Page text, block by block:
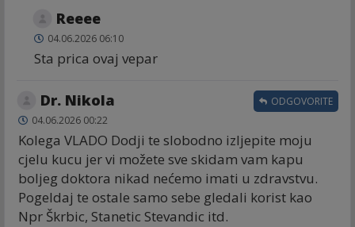
Reeee
04.06.2026 06:10
Sta prica ovaj vepar
Dr. Nikola
04.06.2026 00:22
Kolega VLADO Dodji te slobodno izljepite moju
cjelu kucu jer vi možete sve skidam vam kapu
boljeg doktora nikad nećemo imati u zdravstvu.
Pogeldaj te ostale samo sebe gledali korist kao
Npr Škrbic, Stanetic Stevandic itd.
ODGOVORITE